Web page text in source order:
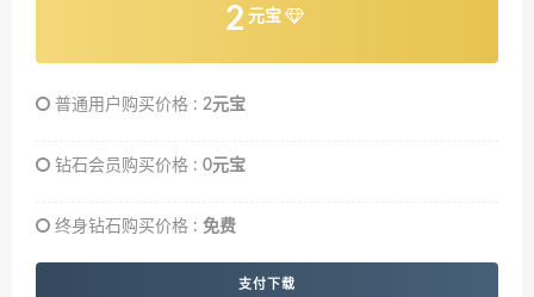
2 元宝
普通用户购买价格 : 2元宝
钻石会员购买价格 : 0元宝
终身钻石购买价格 : 免费
支付下载